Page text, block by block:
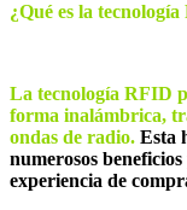
¿Qué es la tecnología
La tecnología RFID
forma inalámbrica,
ondas de radio. Esta
numerosos
experiencia de